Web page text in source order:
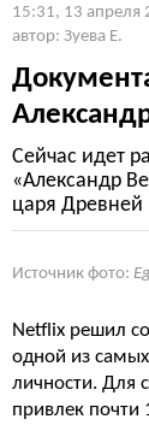
15:31, 13 апреля
автор: Зуева Е.
Сейчас идет
«Александр
царя Древней
Источник фото:
Netflix решил
одной из
личности. Для
привлек почти